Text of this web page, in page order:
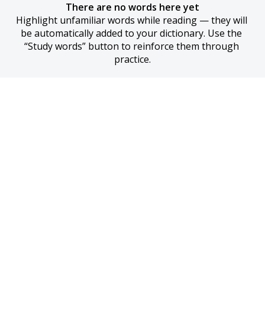
There are no words here yet
Highlight unfamiliar words while reading — they will
be automatically added to your dictionary. Use the
“Study words” button to reinforce them through
practice.